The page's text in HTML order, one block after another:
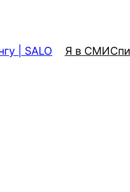
| SALO Я в СМИ